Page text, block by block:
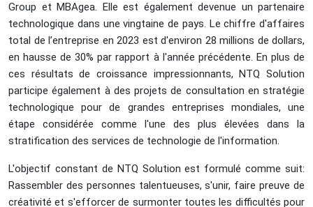
Group et MBAgea. Elle est également devenue un partenaire
technologique dans une vingtaine de pays. Le chiffre d'affaires
total de l’entreprise en 2023 est d'environ 28 millions de dollars,
en hausse de 30% par rapport à l'année précédente. En plus de
ces résultats de croissance impressionnants, NTQ Solution
participe également à des projets de consultation en stratégie
technologique pour de grandes entreprises mondiales, une
étape considérée comme l'une des plus élevées dans la
stratification des services de technologie de l'information.
L'objectif constant de NTQ Solution est formulé comme suit:
Rassembler des personnes talentueuses, s'unir, faire preuve de
créativité et s'efforcer de surmonter toutes les difficultés pour